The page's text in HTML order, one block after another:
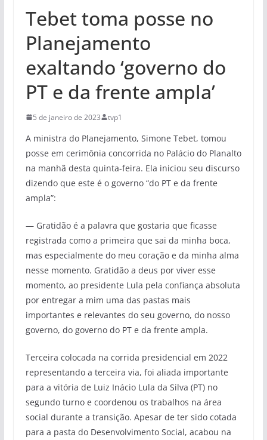
Tebet toma posse no
Planejamento
exaltando ‘governo do
PT e da frente ampla’
5 de janeiro de 2023 tvp1
A ministra do Planejamento, Simone Tebet, tomou
posse em cerimônia concorrida no Palácio do Planalto
na manhã desta quinta-feira. Ela iniciou seu discurso
dizendo que este é o governo “do PT e da frente
ampla”:
— Gratidão é a palavra que gostaria que ficasse
registrada como a primeira que sai da minha boca,
mas especialmente do meu coração e da minha alma
nesse momento. Gratidão a deus por viver esse
momento, ao presidente Lula pela confiança absoluta
por entregar a mim uma das pastas mais
importantes e relevantes do seu governo, do nosso
governo, do governo do PT e da frente ampla.
Terceira colocada na corrida presidencial em 2022
representando a terceira via, foi aliada importante
para a vitória de Luiz Inácio Lula da Silva (PT) no
segundo turno e coordenou os trabalhos na área
social durante a transição. Apesar de ter sido cotada
para a pasta do Desenvolvimento Social, acabou na